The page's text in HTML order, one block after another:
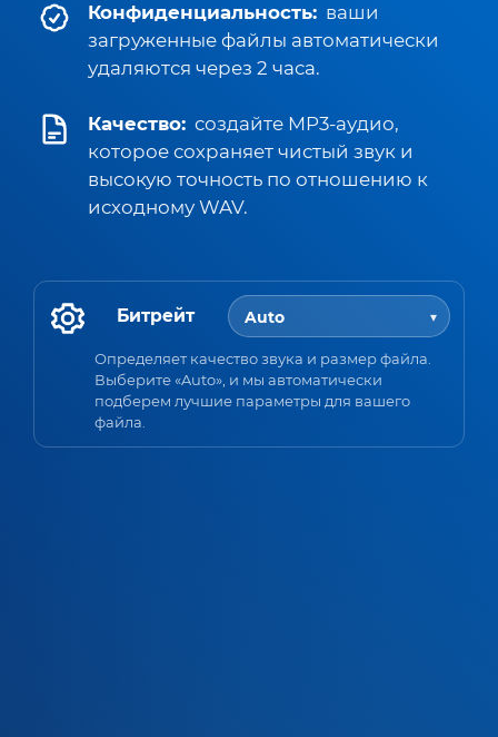
Конфиденциальность: ваши
загруженные файлы автоматически
удаляются через 2 часа.
Качество: создайте MP3-аудио,
которое сохраняет чистый звук и
высокую точность по отношению к
исходному WAV.
Битрейт
Определяет качество звука и размер файла.
Выберите «Auto», и мы автоматически
подберем лучшие параметры для вашего
файла.